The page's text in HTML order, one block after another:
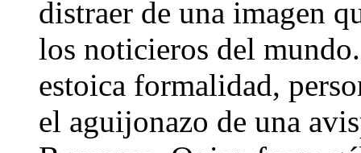
distraer de una imagen
los noticieros del
estoica formalidad,
el aguijonazo de una